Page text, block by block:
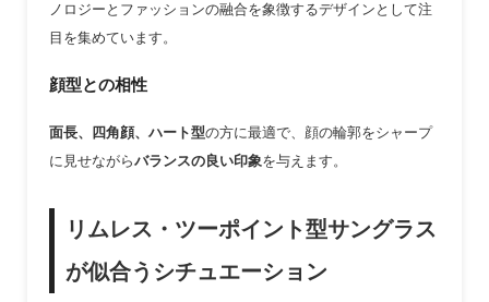
ノロジーとファッションの融合を象徴するデザインとして注
目を集めています。
顔型との相性
面長、四角顔、ハート型の方に最適で、顔の輪郭をシャープ
に見せながらバランスの良い印象を与えます。
リムレス・ツーポイント型サングラス
が似合うシチュエーション